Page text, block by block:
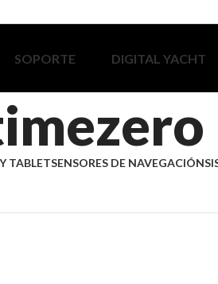
SOPORTE DIGITAL YACHT
TABLETSENSORES DE NAVEGACIÓN